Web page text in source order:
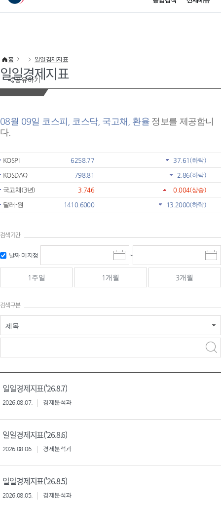
이 누리집은 대한민국 공식 전자정부 누리집입니다.
공유하기
홈 일일경제지표
일일경제지표
08월 09일 코스피, 코스닥, 국고채, 환율 정보를 제공합니
다.
KOSPI 6258.77 37.61 (하락)
KOSDAQ
798.81 2.86(하락)
국고채(3년)
3.746 0.004(상승)
달러-원
1410.6000 13.2000(하락)
검색기간
날짜 미지정
시
작
일
선
~
종
료
선
1주일 1개월 3개월
검색구분
제목
일일경제지표('26.8.7)
2026.08.07. 경제분석과
일일경제지표('26.8.6)
2026.08.06. 경제분석과
일일경제지표('26.8.5)
2026.08.05. 경제분석과